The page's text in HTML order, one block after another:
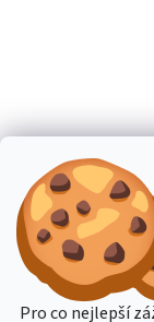
Pro co nejlepší